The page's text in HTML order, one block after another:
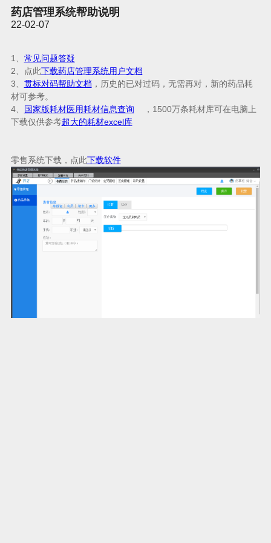
药店管理系统帮助说明
22-02-07
1、 常见问题答疑
2、点此下载药店管理系统用户文档
3、 贯标对码帮助文档 ，历史的已对过码，无需再对， 新的药品耗
材可参考。
4、
国家版耗材医用耗材信息查询 ， 1 500万条耗材库可在电脑上
下载仅供参考超大的耗材excel库
零售系统下载，点此下载软件